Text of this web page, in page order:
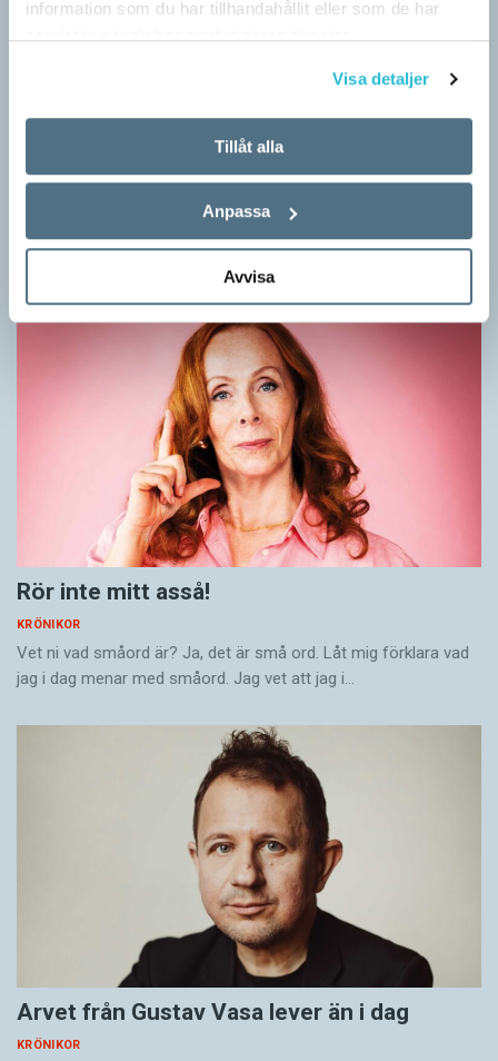
information som du har tillhandahållit eller som de har
Visa detaljer
Tillåt alla
Anpassa
Avvisa
Mesen är ingen fegis
KRÖNIKOR
Sveriges vanligaste vinterfågel är en mes. Alltså ingen fegis
precis och inte heller någon oxe, trots namnet. Att den kallas
för talgoxe beror på att…
Rör inte mitt asså!
KRÖNIKOR
Vet ni vad småord är? Ja, det är små ord. Låt mig förklara vad
jag i dag menar med småord. Jag vet att jag i…
Arvet från Gustav Vasa lever än i dag
KRÖNIKOR